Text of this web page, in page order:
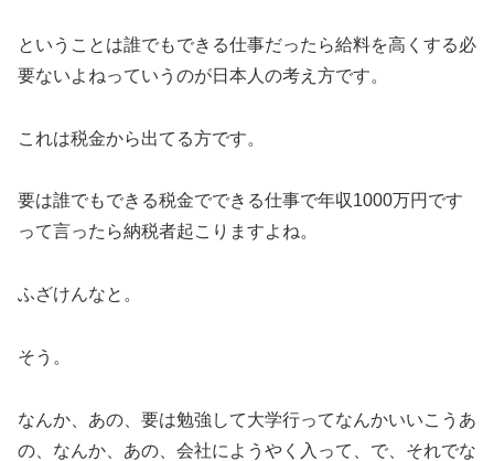
ということは誰でもできる仕事だったら給料を高くする必
要ないよねっていうのが日本人の考え方です。
これは税金から出てる方です。
要は誰でもできる税金でできる仕事で年収1000万円です
って言ったら納税者起こりますよね。
ふざけんなと。
そう。
なんか、あの、要は勉強して大学行ってなんかいいこうあ
の、なんか、あの、会社にようやく入って、で、それでな